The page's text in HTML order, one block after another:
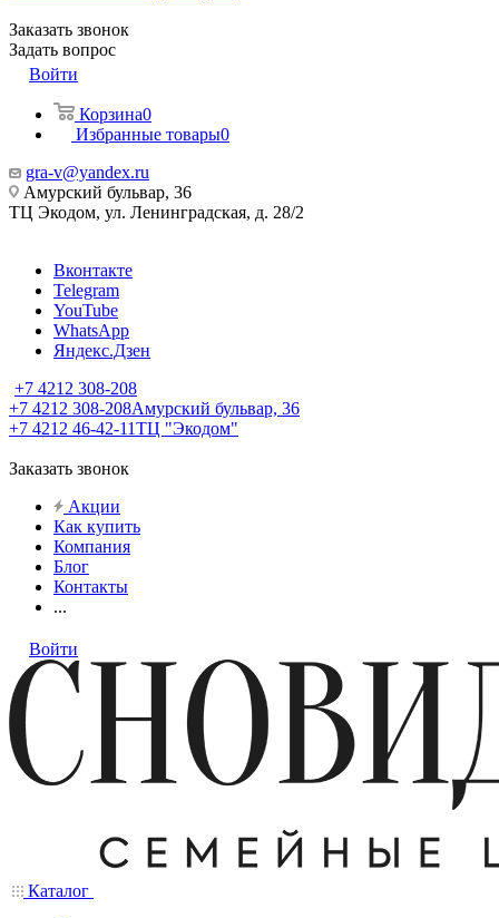
Заказать звонок
Задать вопрос
Войти
Корзина0
Избранные товары0
gra-v@yandex.ru
Амурский бульвар, 36
ТЦ Экодом, ул. Ленинградская, д. 28/2
Вконтакте
Telegram
YouTube
WhatsApp
Яндекс.Дзен
+7 4212 308-208
+7 4212 308-208Амурский бульвар, 36
+7 4212 46-42-11ТЦ "Экодом"
Заказать звонок
Акции
Как купить
Компания
Блог
Контакты
...
Войти
Каталог